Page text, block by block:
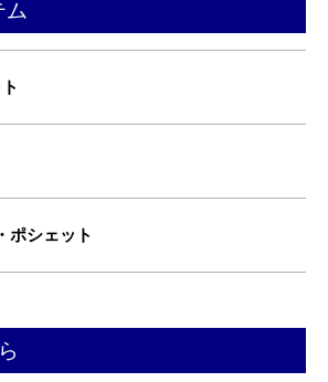
ム
ポシェット